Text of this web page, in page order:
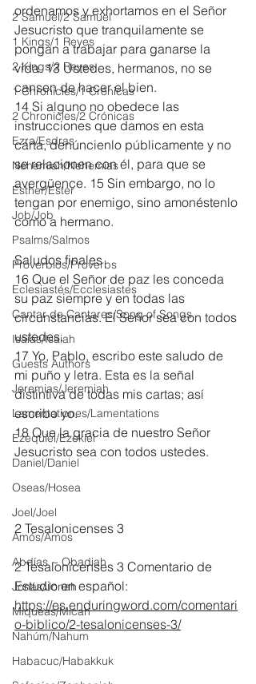
2 Samuel/2 Samuel
1 Kings/1 Reyes
2 Kings/2 Reyes
1 Chronicles/1 Crónicas
2 Chronicles/2 Crónicas
Ezra/Esdras
Nehemiah/Nehemías
Esther/Ester
Job/Job
Psalms/Salmos
Proverbios/Proverbs
Eclesiastés/Ecclesiastes
Cantar de Cantares/Song of Songs
Isaías/Isaiah
Guests Authors
Jeremias/Jeremiah
Lamentationes/Lamentations
Ezequiel/Ezekiel
Daniel/Daniel
Oseas/Hosea
Joel/Joel
Amós/Amos
Abdías ~ Obadiah
Jonás/Jonah
Miqueas/Micah
Nahúm/Nahum
Habacuc/Habakkuk
ordenamos y exhortamos en el Señor
Jesucristo que tranquilamente se
pongan a trabajar para ganarse la
vida. 13 Ustedes, hermanos, no se
cansen de hacer el bien.
14 Si alguno no obedece las
instrucciones que damos en esta
carta, denúncienlo públicamente y no
se relacionen con él, para que se
avergüence. 15 Sin embargo, no lo
tengan por enemigo, sino amonéstenlo
como a hermano.
Saludos finales
16 Que el Señor de paz les conceda
su paz siempre y en todas las
circunstancias. El Señor sea con todos
ustedes.
17 Yo, Pablo, escribo este saludo de
mi puño y letra. Esta es la señal
distintiva de todas mis cartas; así
escribo yo.
18 Que la gracia de nuestro Señor
Jesucristo sea con todos ustedes.
2 Tesalonicenses 3
2 Tesalonicenses 3 Comentario de
Estudio en español:
https://es.enduringword.com/comentari
o-biblico/2-tesalonicenses-3/